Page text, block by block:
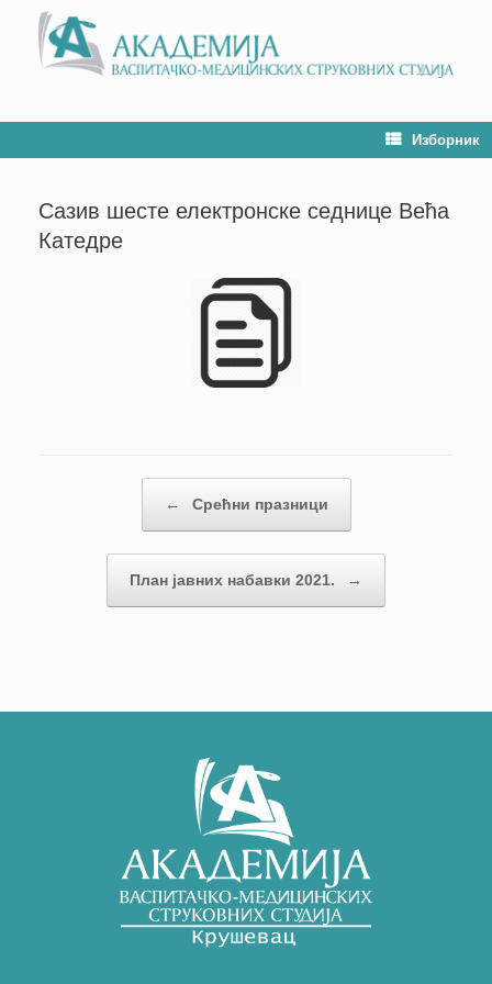
Изборник
Сазив шесте електронске седнице Већа
Катедре
← Срећни празници
План јавних набавки 2021. →